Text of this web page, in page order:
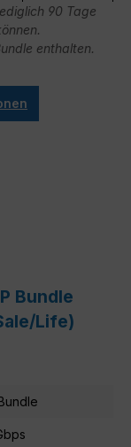
90 Tage
enthalten.
Bundle
Life)